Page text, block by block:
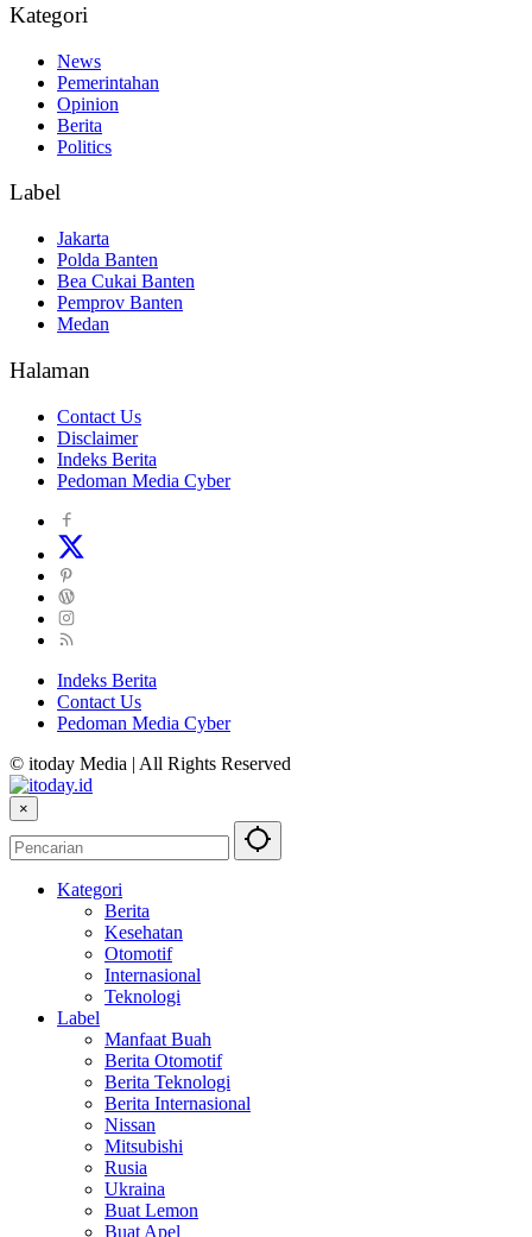
Kategori
News
Pemerintahan
Opinion
Berita
Politics
Label
Jakarta
Polda Banten
Bea Cukai Banten
Pemprov Banten
Medan
Halaman
Contact Us
Disclaimer
Indeks Berita
Pedoman Media Cyber
Indeks Berita
Contact Us
Pedoman Media Cyber
© itoday Media | All Rights Reserved
×
Kategori
Berita
Kesehatan
Otomotif
Internasional
Teknologi
Label
Manfaat Buah
Berita Otomotif
Berita Teknologi
Berita Internasional
Nissan
Mitsubishi
Rusia
Ukraina
Buat Lemon
Buat Apel